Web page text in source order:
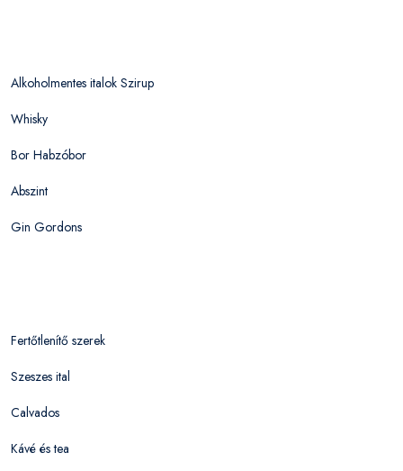
Alkoholmentes italok Szirup
Whisky
Bor Habzóbor
Abszint
Gin Gordons
Fertőtlenítő szerek
Szeszes ital
Calvados
Kávé és tea